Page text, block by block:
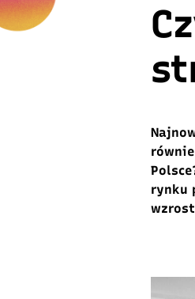
rynku